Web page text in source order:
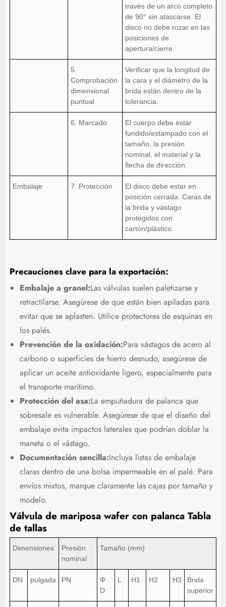
través de un arco completo
de 90° sin atascarse. El
disco no debe rozar en las
posiciones de
apertura/cierre.
5.
Comprobación
dimensional
puntual
Verificar que la longitud de
la cara y el diámetro de la
brida están dentro de la
tolerancia.
6. Marcado
El cuerpo debe estar
fundido/estampado con el
tamaño, la presión
nominal, el material y la
flecha de dirección.
Embalaje 7. Protección
El disco debe estar en
posición cerrada. Caras de
la brida y vástago
protegidos con
cartón/plástico.
Precauciones clave para la exportación:
Embalaje a granel:Las válvulas suelen paletizarse y
retractilarse. Asegúrese de que están bien apiladas para
evitar que se aplasten. Utilice protectores de esquinas en
los palés.
Prevención de la oxidación:Para vástagos de acero al
carbono o superficies de hierro desnudo, asegúrese de
aplicar un aceite antioxidante ligero, especialmente para
el transporte marítimo.
Protección del asa:La empuñadura de palanca que
sobresale es vulnerable. Asegúrese de que el diseño del
embalaje evita impactos laterales que podrían doblar la
maneta o el vástago.
Documentación sencilla:Incluya listas de embalaje
claras dentro de una bolsa impermeable en el palé. Para
envíos mixtos, marque claramente las cajas por tamaño y
modelo.
Válvula de mariposa wafer con palanca Tabla
de tallas
Dimensiones
Presión
nominal
Tamaño (mm)
DN pulgada PN
Ф
D
L H1 H2 H3
Brida
superior